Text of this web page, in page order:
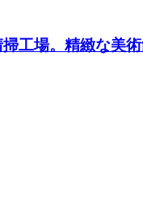
工場。精緻な美